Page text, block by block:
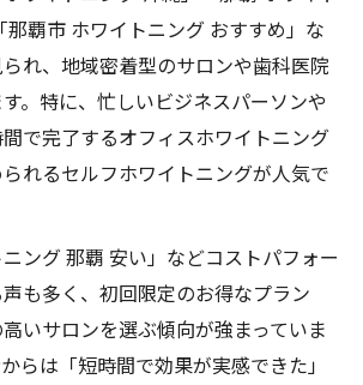
那覇市 ホワイトニング おすすめ」な
れ、地域密着型のサロンや歯科医院
。特に、忙しいビジネスパーソンや
で完了するオフィスホワイトニング
れるセルフホワイトニングが人気で
ング 那覇 安い」などコストパフォー
も多く、初回限定のお得なプラン
いサロンを選ぶ傾向が強まっていま
らは「短時間で効果が実感できた」